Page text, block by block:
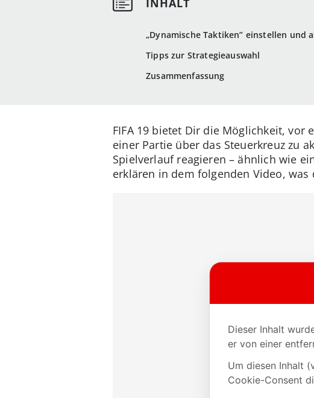
„Dynamische Taktiken” einstellen und
Tipps zur Strategieauswahl
Zusammenfassung
FIFA 19 bietet Dir die Möglichkeit, vor
einer Partie über das Steuerkreuz zu
Spielverlauf reagieren – ähnlich wie
erklären in dem folgenden Video, was